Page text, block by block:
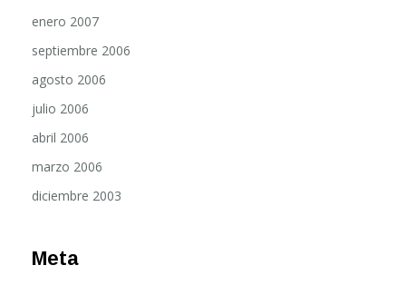
septiembre 2006
agosto 2006
julio 2006
abril 2006
marzo 2006
diciembre 2003